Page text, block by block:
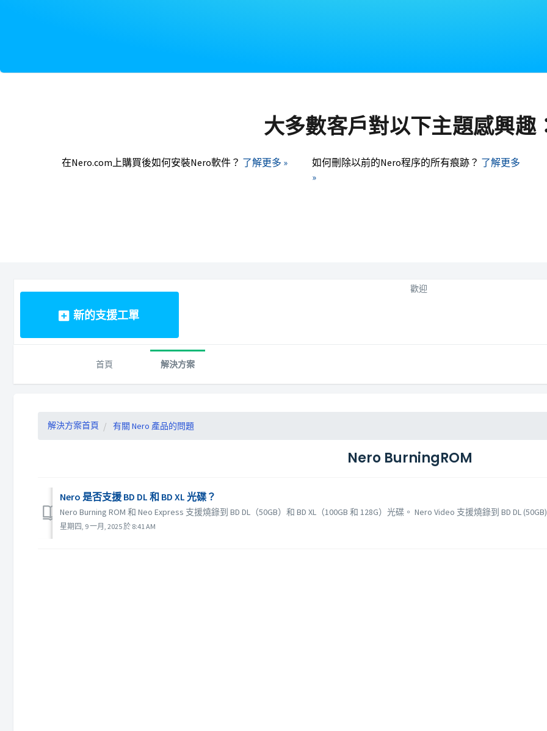
大多數客戶對以下主題感興趣
在Nero.com上購買後如何安裝Nero軟件？ 了解更多 » 如何刪除以前的Nero程序的所有痕跡？ 了解更多
»
新的支援工單
歡迎
首頁 解決方案
解決方案首頁 有關 Nero 產品的問題
Nero BurningROM
Nero 是否支援 BD DL 和 BD XL 光碟？
Nero Burning ROM 和 Neo Express 支援燒錄到 BD DL（50GB）和 BD XL（100GB 和 128G）光碟。 Nero Video 支援燒錄到 BD DL
星期四, 9 一月, 2025 於 8:41 AM